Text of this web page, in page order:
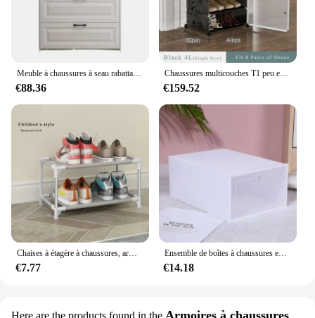
Meuble à chaussures à seau rabattable ultra-fin nordique, design super étroit et haut avec tiroirs, porte-manteau et rangement de porte, nouveau
€88.36
Chaussures multicouches T1 peu encombrantes, bottes, chaussures de Cisco
€159.52
Chaises à étagère à chaussures, armoires de salon, ensembles de meubles de jardin, panneaux de sauna
€7.77
Ensemble de boîtes à chaussures en plastique pliables, étagère de rangement pour chaussures, armoires à chaussures, blanc, clair, évalué T1, nouveau
€14.18